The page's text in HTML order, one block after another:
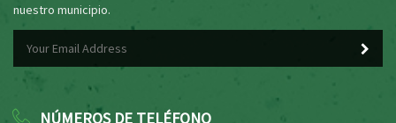
nuestro municipio.
NÚMEROS DE TELÉFONO